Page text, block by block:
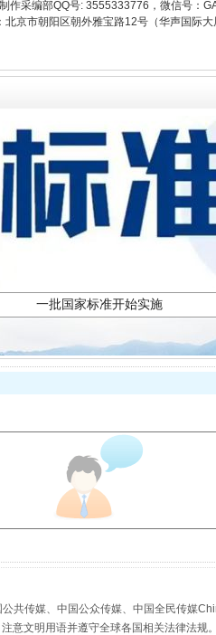
作采编部QQ号: 3555333776，微信号：
京市朝阳区朝外雅宝路12号（华声国际
一批国家标准开始实施
共传媒、中国公众传媒、中国全民传媒
意文明用语并遵守全球各国相关法律法规。